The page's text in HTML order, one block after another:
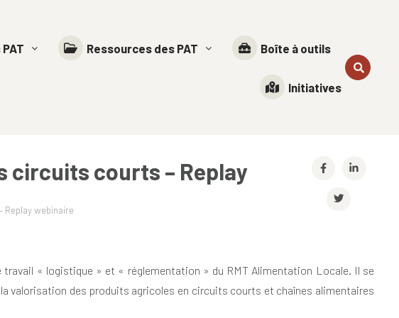
Ressources des PAT Boîte à outils
Initiatives
circuits courts – Replay
webinaire
« logistique » et « réglementation » du RMT Alimentation Locale. Il se
valorisation des produits agricoles en circuits courts et chaînes alimentaires